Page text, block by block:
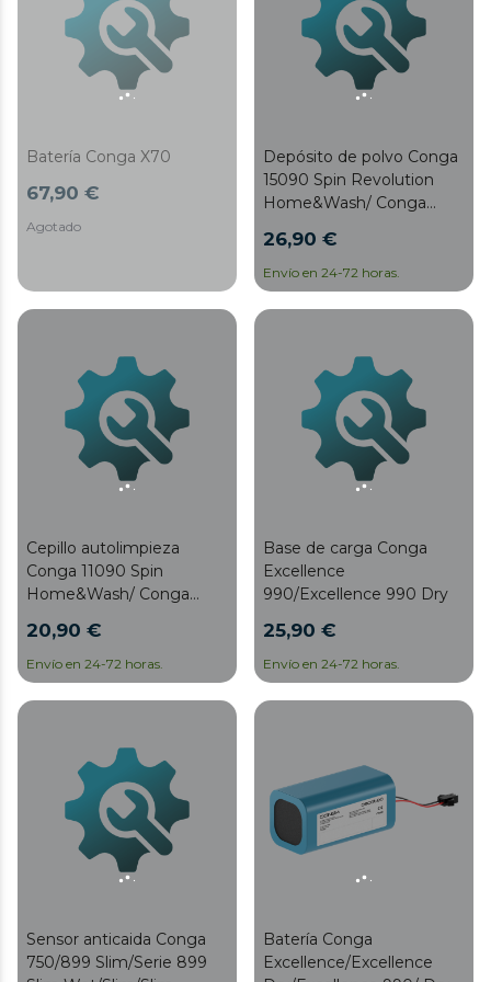
Batería Conga X70
67,90 €
Agotado
Depósito de polvo Conga
15090 Spin Revolution
Home&Wash/ Conga
Home&Wash
26,90 €
Envío en 24-72 horas.
Cepillo autolimpieza
Conga 11090 Spin
Home&Wash/ Conga
20,90 €
Envío en 24-72 horas.
Base de carga Conga
Excellence
990/Excellence 990 Dry
25,90 €
Envío en 24-72 horas.
Sensor anticaida Conga
750/899 Slim/Serie 899
Batería Conga
Excellence/Excellence